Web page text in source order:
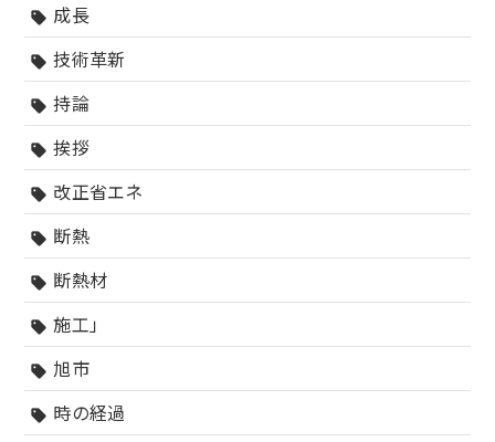
sell 成長
sell 技術革新
sell 持論
sell 挨拶
sell 改正省エネ
sell 断熱
sell 断熱材
sell 施工」
sell 旭市
sell 時の経過